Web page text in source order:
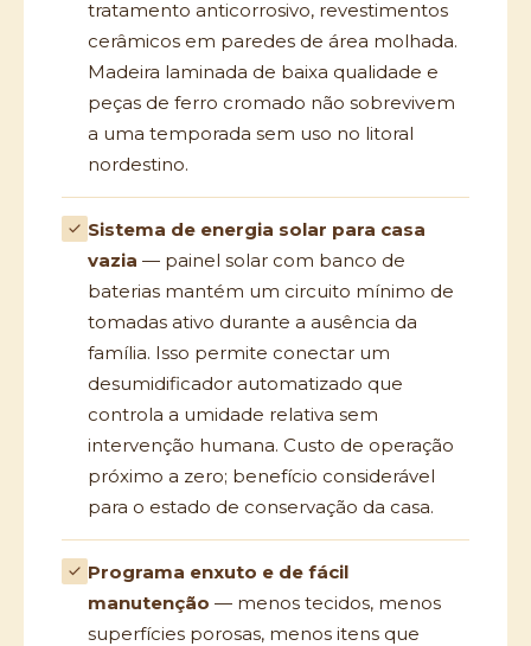
tratamento anticorrosivo, revestimentos
cerâmicos em paredes de área molhada.
Madeira laminada de baixa qualidade e
peças de ferro cromado não sobrevivem
a uma temporada sem uso no litoral
nordestino.
Sistema de energia solar para casa
vazia — painel solar com banco de
baterias mantém um circuito mínimo de
tomadas ativo durante a ausência da
família. Isso permite conectar um
desumidificador automatizado que
controla a umidade relativa sem
intervenção humana. Custo de operação
próximo a zero; benefício considerável
para o estado de conservação da casa.
Programa enxuto e de fácil
manutenção — menos tecidos, menos
superfícies porosas, menos itens que